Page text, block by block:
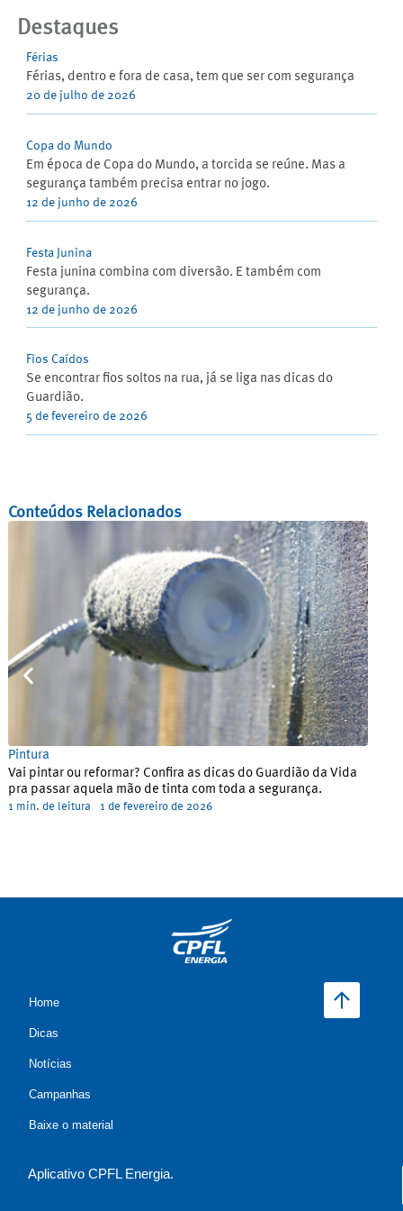
Destaques
Férias
Férias, dentro e fora de casa, tem que ser com segurança
20 de julho de 2026
Copa do Mundo
Em época de Copa do Mundo, a torcida se reúne. Mas a
segurança também precisa entrar no jogo.
12 de junho de 2026
Festa Junina
Festa junina combina com diversão. E também com
segurança.
12 de junho de 2026
Fios Caídos
Se encontrar fios soltos na rua, já se liga nas dicas do
Guardião.
5 de fevereiro de 2026
Conteúdos Relacionados
Pintura
Vai pintar ou reformar? Confira as dicas do Guardião da Vida
pra passar aquela mão de tinta com toda a segurança.
1 min. de leitura 1 de fevereiro de 2026
Home
Dicas
Notícias
Campanhas
Baixe o material
Aplicativo CPFL Energia.